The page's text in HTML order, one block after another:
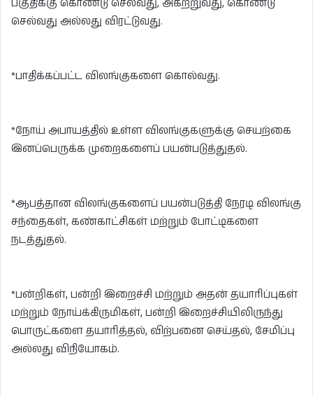
பகுதிக்கு கொண்டு செல்வது, அகற்றுவது, கொண்டு
செல்வது அல்லது விரட்டுவது.
*பாதிக்கப்பட்ட விலங்குகளை கொல்வது.
*நோய் அபாயத்தில் உள்ள விலங்குகளுக்கு செயற்கை
இனப்பெருக்க முறைகளைப் பயன்படுத்துதல்.
*ஆபத்தான விலங்குகளைப் பயன்படுத்தி நேரடி விலங்கு
சந்தைகள், கண்காட்சிகள் மற்றும் போட்டிகளை
நடத்துதல்.
*பன்றிகள், பன்றி இறைச்சி மற்றும் அதன் தயாரிப்புகள்
மற்றும் நோய்க்கிருமிகள், பன்றி இறைச்சியிலிருந்து
பொருட்களை தயாரித்தல், விற்பனை செய்தல், சேமிப்பு
அல்லது விநியோகம்.